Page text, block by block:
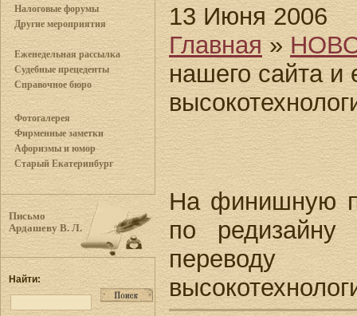
Налоговые форумы
Другие мероприятия
Еженедельная рассылка
Судебные прецеденты
Справочное бюро
Фотогалерея
Фирменные заметки
Афоризмы и юмор
Старый Екатеринбург
Письмо
Ардашеву В. Л.
Найти:
13 Июня 2006
Главная»
нашего сайта и
На финишную
по